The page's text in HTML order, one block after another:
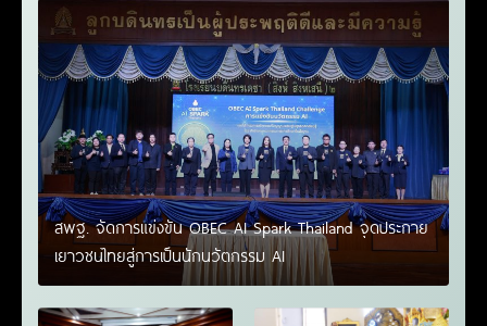
สพฐ. จัดการแข่งขัน OBEC AI Spark Thailand จุดประกาย
เยาวชนไทยสู่การเป็นนักนวัตกรรม AI